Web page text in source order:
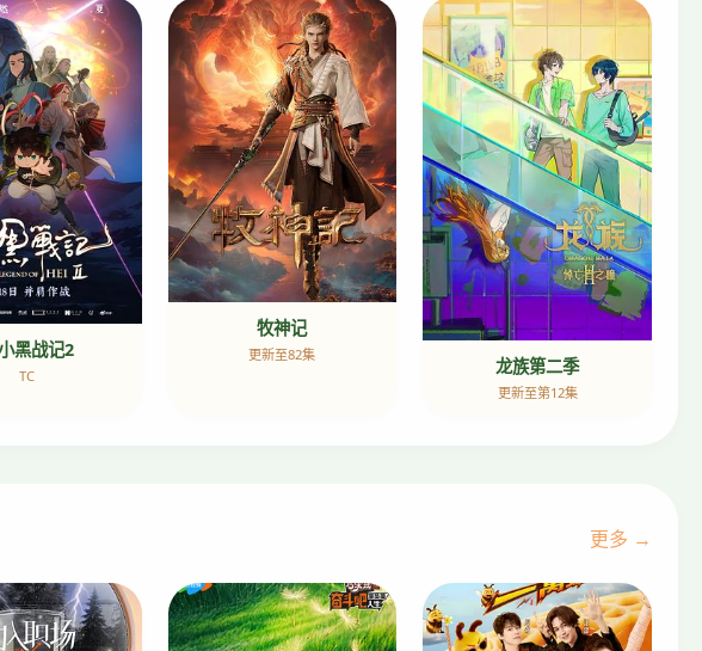
黑战记2
TC
牧神记
更新至82集
龙族第二季
更新至第12集
更多 →